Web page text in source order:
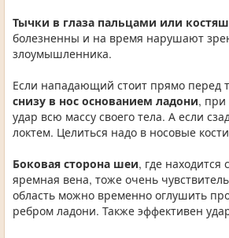
Тычки в глаза пальцами или
болезненны и на время нарушают
злоумышленника.
Если нападающий стоит прямо перед
снизу в нос основанием ладони, при
удар всю массу своего тела. А если
локтем. Целиться надо в носовые
Боковая сторона шеи, где находится
яремная вена, тоже очень
область можно временно оглушить
ребром ладони. Также эффективен